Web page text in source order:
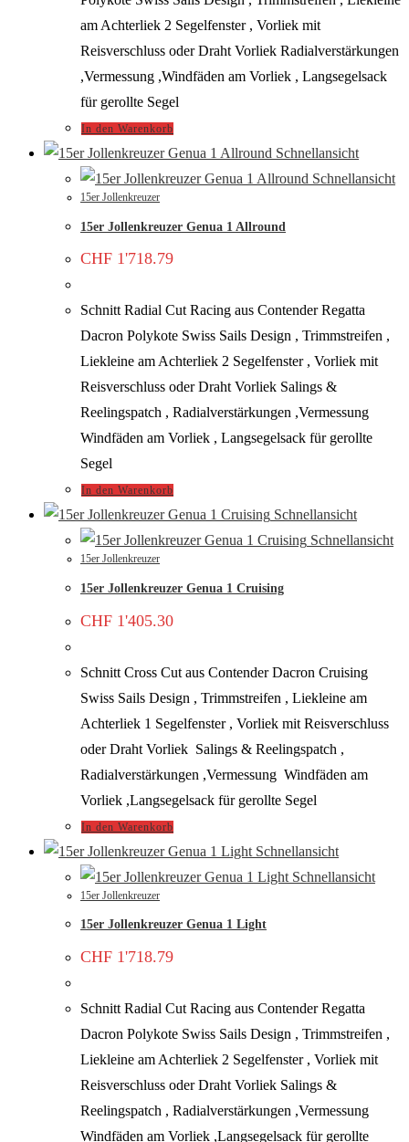
am Achterliek 2 Segelfenster , Vorliek mit
Reisverschluss oder Draht Vorliek Radialverstärkungen
,Vermessung ,Windfäden am Vorliek , Langsegelsack
für gerollte Segel
In den Warenkorb
Schnellansicht
Schnellansicht
15er Jollenkreuzer
15er Jollenkreuzer Genua 1 Allround
CHF 1'718.79
Schnitt Radial Cut Racing aus Contender Regatta
Dacron Polykote Swiss Sails Design , Trimmstreifen ,
Liekleine am Achterliek 2 Segelfenster , Vorliek mit
Reisverschluss oder Draht Vorliek Salings &
Reelingspatch , Radialverstärkungen ,Vermessung
Windfäden am Vorliek , Langsegelsack für gerollte
Segel
In den Warenkorb
Schnellansicht
Schnellansicht
15er Jollenkreuzer
15er Jollenkreuzer Genua 1 Cruising
CHF 1'405.30
Schnitt Cross Cut aus Contender Dacron Cruising
Swiss Sails Design , Trimmstreifen , Liekleine am
Achterliek 1 Segelfenster , Vorliek mit Reisverschluss
oder Draht Vorliek Salings & Reelingspatch ,
Radialverstärkungen ,Vermessung Windfäden am
Vorliek ,Langsegelsack für gerollte Segel
In den Warenkorb
Schnellansicht
Schnellansicht
15er Jollenkreuzer
15er Jollenkreuzer Genua 1 Light
CHF 1'718.79
Schnitt Radial Cut Racing aus Contender Regatta
Dacron Polykote Swiss Sails Design , Trimmstreifen ,
Liekleine am Achterliek 2 Segelfenster , Vorliek mit
Reisverschluss oder Draht Vorliek Salings &
Reelingspatch , Radialverstärkungen ,Vermessung
Windfäden am Vorliek ,Langsegelsack für gerollte